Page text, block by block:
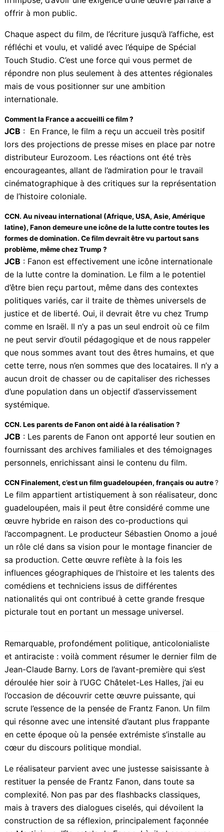
et en Martinique. Cette diffusion porte un message
l’importance de reconnaître et de célébrer les figures
historiques qui ont combattu pour la liberté. Je me
reconnais « traumatiquement » cette nécessité que je
m’impose, d’avoir une exigence d’une œuvre parfaite à
offrir à mon public.
Chaque aspect du film, de l’écriture jusqu’à l’affiche,
est réfléchi et voulu, et validé avec l’équipe de Spécial
Touch Studio. C’est une force qui vous permet de
répondre non plus seulement à des attentes
régionales mais de vous positionner sur une ambition
internationale.
Comment la France a accueilli ce film ?
: En France, le film a reçu un accueil très positif
lors des projections de presse mises en place par
notre distributeur Eurozoom. Les réactions ont été
très encourageantes, allant de l’admiration pour le
travail cinématographique à des critiques sur la
représentation de l’histoire coloniale.
CCN. Au niveau international (Afrique, USA, Asie, Amérique
latine), Fanon demeure une icône de la lutte contre toutes les
formes de domination. Ce film devrait être vu partout sans
problème, même chez Trump ?
JCB: Fanon est effectivement une icône
internationale de la lutte contre la domination. Le film
a le potentiel d’être bien reçu partout, même dans des
contextes politiques variés, car il traite de thèmes
universels de justice et de liberté. Oui, il devrait être
vu chez Trump comme en Israël. Il n’y a pas un seul
endroit où ce film ne peut servir d’outil pédagogique
et de nous rappeler que nous sommes avant tout des
êtres humains, et que cette terre, nous n’en sommes
que des locataires. Il n’y a aucun droit de chasser ou
objectif d’asservissement systémique.
CCN. Les parents de Fanon ont aidé à la réalisation ?
: Les parents de Fanon ont apporté leur soutien
en fournissant des archives familiales et des
témoignages personnels, enrichissant ainsi le contenu
du film.
CCN Finalement, c’est un film guadeloupéen, français ou
autre?
Le film appartient artistiquement à son réalisateur,
donc guadeloupéen, mais il peut être considéré
productions qui l’accompagnent. Le producteur
Sébastien Onomo a joué un rôle clé dans sa vision
pour le montage financier de sa production. Cette
œuvre reflète à la fois les influences géographiques
de l’histoire et les talents des comédiens et
techniciens issus de différentes nationalités qui ont
contribué à cette grande fresque picturale tout en
portant un message universel.
et antiraciste : voilà comment résumer le dernier film
de Jean-Claude Barny. Lors de l’avant-première qui
s’est déroulée hier soir à l’UGC Châtelet-Les Halles, j’ai
eu l’occasion de découvrir cette œuvre puissante, qui
scrute l’essence de la pensée de Frantz Fanon. Un film
Abonnez-vous à la Newsletter pour ne rien
E-mail*
J'acceptel'accord de confidentialité